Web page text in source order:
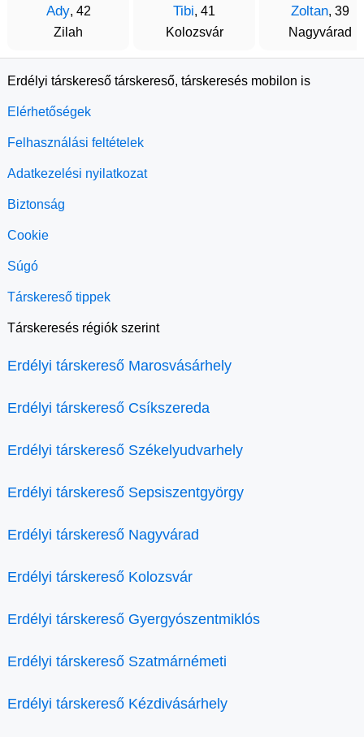
Ady, 42
Zilah
Tibi, 41
Kolozsvár
Zoltan, 39
Nagyvárad
Erdélyi társkereső társkereső, társkeresés mobilon is
Elérhetőségek
Felhasználási feltételek
Adatkezelési nyilatkozat
Biztonság
Cookie
Súgó
Társkereső tippek
Társkeresés régiók szerint
Erdélyi társkereső Marosvásárhely
Erdélyi társkereső Csíkszereda
Erdélyi társkereső Székelyudvarhely
Erdélyi társkereső Sepsiszentgyörgy
Erdélyi társkereső Nagyvárad
Erdélyi társkereső Kolozsvár
Erdélyi társkereső Gyergyószentmiklós
Erdélyi társkereső Szatmárnémeti
Erdélyi társkereső Kézdivásárhely